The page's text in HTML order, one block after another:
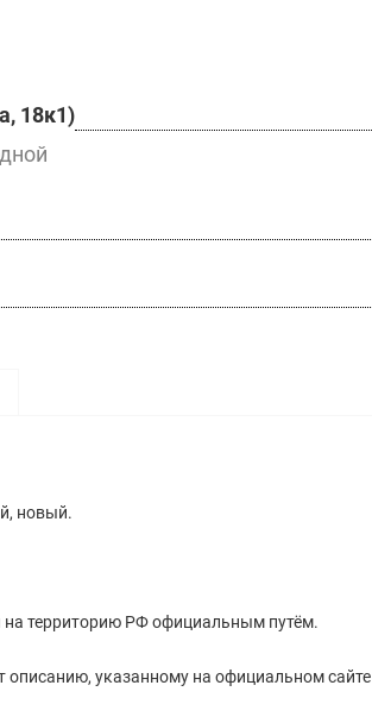
18к1)
новый.
на территорию РФ официальным путём.
описанию, указанному на официальном сайте